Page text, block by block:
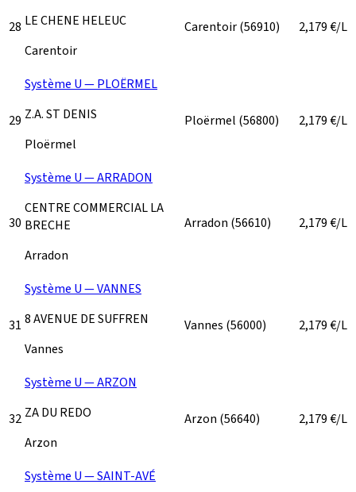
28 LE CHENE HELEUC
Carentoir
Carentoir(56910) 2,179€/L
29
Système U — PLOËRMEL
Z.A. ST DENIS
Ploërmel
Ploërmel (56800) 2,179€/L
30
Système U — ARRADON
CENTRE COMMERCIAL LA
BRECHE
Arradon
Arradon (56610) 2,179€/L
31
Système U — VANNES
8 AVENUE DE SUFFREN
Vannes
Vannes (56000) 2,179€/L
32
Système U — ARZON
ZA DU REDO
Arzon
Arzon (56640) 2,179€/L
Système U — SAINT-AVÉ